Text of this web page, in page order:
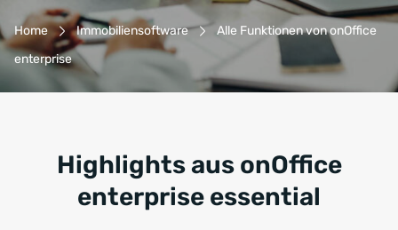
Breadcrumb-Navigation
Home Immobiliensoftware
Alle Funktionen von onOffice
enterprise
Highlights aus onOffice
enterprise essential